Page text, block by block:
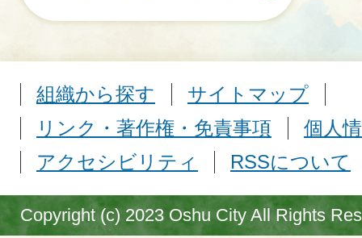
組織から探す
サイトマップ
リンク・著作権・免責事項
個人
アクセシビリティ
RSSについて
Copyright (c) 2023 Oshu City All Rights